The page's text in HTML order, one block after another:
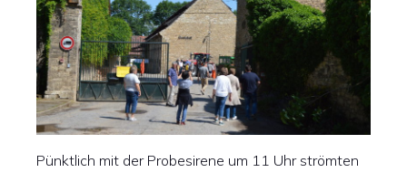
Pünktlich mit der Probesirene um 11 Uhr strömten